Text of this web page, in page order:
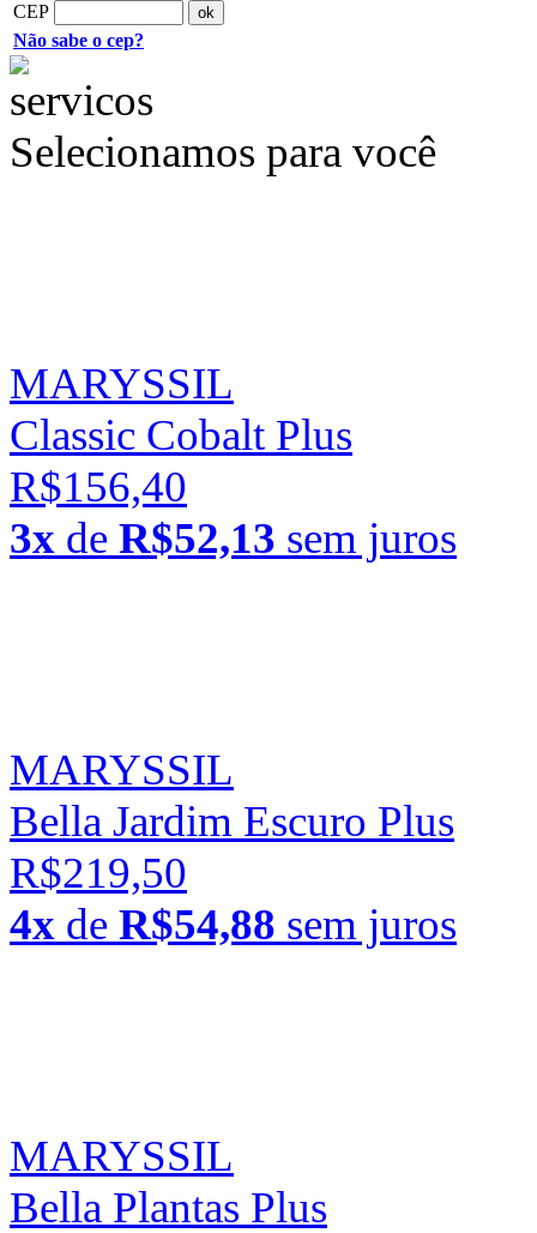
CEP
Não sabe o cep?
Selecionamos para você
MARYSSIL
Classic Cobalt Plus
R$156,40
3x de R$52,13 sem juros
MARYSSIL
Bella Jardim Escuro Plus
R$219,50
4x de R$54,88 sem juros
MARYSSIL
Bella Plantas Plus